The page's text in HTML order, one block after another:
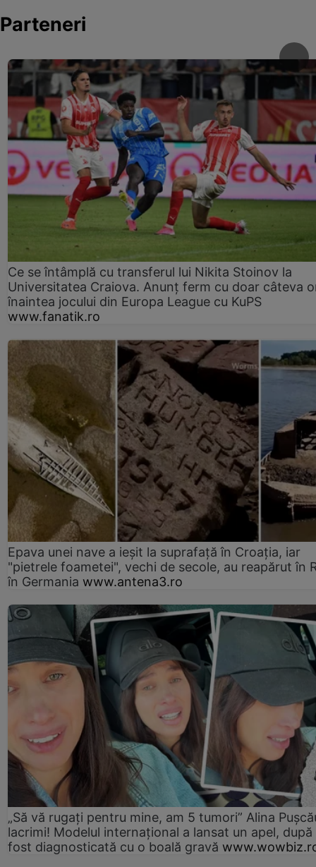
Parteneri
Ce se întâmplă cu transferul lui Nikita Stoinov la
Universitatea Craiova. Anunț ferm cu doar câteva
înaintea jocului din Europa League cu KuPS
www.fanatik.ro
Epava unei nave a ieșit la suprafață în Croația, iar
"pietrele foametei", vechi de secole, au reapărut în
în Germania www.antena3.ro
„Să vă rugați pentru mine, am 5 tumori” Alina
lacrimi! Modelul internațional a lansat un apel, după
fost diagnosticată cu o boală gravă